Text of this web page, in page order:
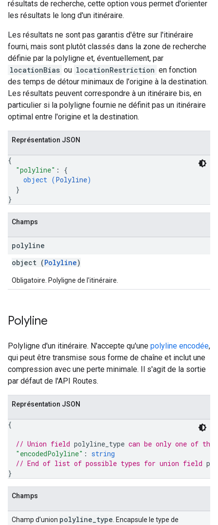
résultats de recherche, cette option vous permet d'orienter
les résultats le long d'un itinéraire.
Les résultats ne sont pas garantis d'être sur l'itinéraire
fourni, mais sont plutôt classés dans la zone de recherche
définie par la polyligne et, éventuellement, par
locationBias ou locationRestriction en fonction
des temps de détour minimaux de l'origine à la destination.
Les résultats peuvent correspondre à un itinéraire bis, en
particulier si la polyligne fournie ne définit pas un itinéraire
optimal entre l'origine et la destination.
Représentation JSON
{
"polyline" : {
object (Polyline)
}
}
Champs
polyline
object (Polyline)
Obligatoire. Polyligne de l'itinéraire.
Polyline
Polyligne d'un itinéraire. N'accepte qu'une polyline encodée,
qui peut être transmise sous forme de chaîne et inclut une
compression avec une perte minimale. Il s'agit de la sortie
par défaut de l'API Routes.
Représentation JSON
{
// Union field polyline_type can be only one of
"encodedPolyline" : string
// End of list of possible types for union field
}
Champs
Champ d'union polyline type . Encapsule le type de